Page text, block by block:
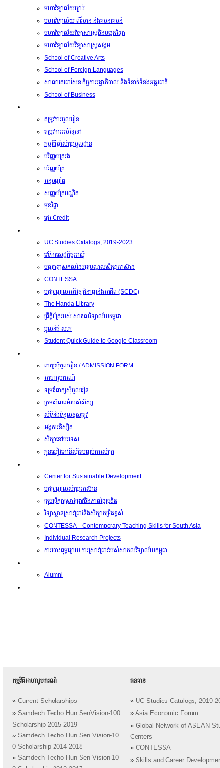
មហាវិទ្យាល័យច្បាប់
មហាវិទ្យាល័យ​​ ព័ត៏មាន និងគមនាគមន៍
មហាវិទ្យាល័យវីទ្យាសាស្រ្តនិងបច្ចេកវិទ្យា
មហាវិទ្យាល័យវិទ្យាសាស្រ្តសង្គម
School of Creative Arts
School of Foreign Languages
សាលាតេជោសែន កិច្ចការរដ្ធាភិបាល និងទំនាក់ទំនងអត្តរជាតិ
School of Business
តម្រូវការចូលរៀន
តម្រូវការអប់រំទូទៅ
កម្មវិធីឆ្នាំសិក្សាមូលដ្ឋាន
បរិញ្ញាបត្ររង
បរិញ្ញាប័ត្រ
អនុបណ្ឌិត
សញ្ញាប័ត្របណ្ឌិត
មុខវិជ្ជា
ផ្ទេរ Credit
UC Studies Catalogs, 2019-2023
វេទិកាសេដ្ឋកិច្ចអាស៊ី
បណ្តាញសកលនៃមជ្ឈមណ្ឌលសិក្សាអាស៊ាន
CONTESSA
មជ្ឈមណ្ឌលអភិវឌ្ឍជំនាញនិងអាជីព (SCDC)
The Handa Library
ព្រឹត្តិប័ត្ររបស់​​ សាកលវិទ្យាល័យកម្ពុជា
មូលនិធិ​ ស.ក
Student Quick Guide to Google Classroom
ពាក្យសុំចូលរៀន / ADMISSION FORM
អាហារូបករណ៍
ទម្រង់ពាក្យសុំចូលរៀន
ក្រមសីលធម៌របស់សិស្ស
សិទ្ធិនិងទំនួលខុសត្រូវ
អង្គការនិស្សិត
សិក្សា​នៅ​បរទេស
កូនសៀវភៅនិស្សិតបញ្ចប់ការសិក្សា
Center for Sustainable Development
មជ្ឈមណ្ឌលសិក្សាអាស៊ាន
ក្រុមប្រឹក្សាស្រាវជ្រាវនិងភាពច្នៃប្រឌិត
វិទ្យាស្ថានស្រាវជ្រាវនិងសិក្សាកម្រិតខ្ពស់
CONTESSA – Contemporary Teaching Skills for South Asia
Individual Research Projects
ការបោះពុម្ពផ្សាយ ការស្រាវជ្រាវរបស់សាកលវិទ្យាល័យកម្ពុជា
Alumni
កម្មវិធីអាហារូបករណ៍
» Current Scholarships
» Samdech Techo Hun SenVision-100
Scholarship 2015-2019
» Samdech Techo Hun Sen Vision-10
0 Scholarship 2014-2018
» Samdech Techo Hun Sen Vision-10
ធនធាន
» UC Studies Catalogs, 2019-
» Asia Economic Forum
» Global Network of ASEAN
Centers
» CONTESSA
» Skills and Career